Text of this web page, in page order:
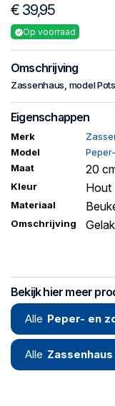
€ 39,95
Op voorraad
Omschrijving
Zassenhaus, model
Eigenschappen
Merk
Model
Maat
20
Kleur Hout
Materiaal
Omschrijving
Bekijk hier meer
Alle Peper- en
Alle Zassenhaus